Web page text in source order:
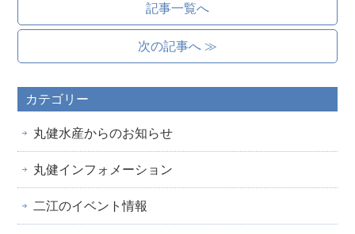
記事一覧へ
次の記事へ ≫
カテゴリー
丸健水産からのお知らせ
丸健インフォメーション
二江のイベント情報